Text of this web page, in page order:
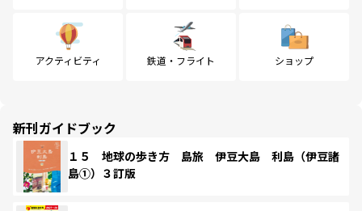
アクティビティ 鉄道・フライト ショップ
新刊ガイドブック
１５ 地球の歩き方 島旅 伊豆大島 利島（伊豆諸
島①）３訂版